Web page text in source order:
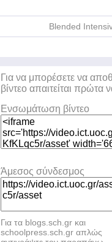
Blended
Για να μπορέσετε να
βίντεο απαιτείται πρώτα
Ενσωμάτωση βίντεο
Άμεσος σύνδεσμος
Για τα blogs.sch.gr και
schoolpress.sch.gr απλώς